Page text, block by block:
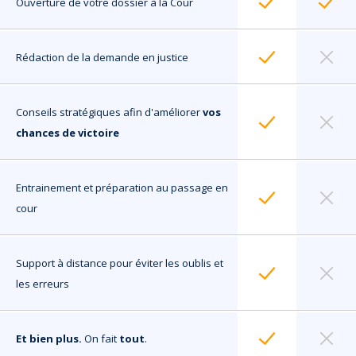
Rédaction de la demande en justice
Conseils stratégiques afin d'améliorervos
chances de victoire
Entrainement et préparation au passage en
cour
Support à distance pour éviter les oublis et
les erreurs
Et bien plus. On fait tout.